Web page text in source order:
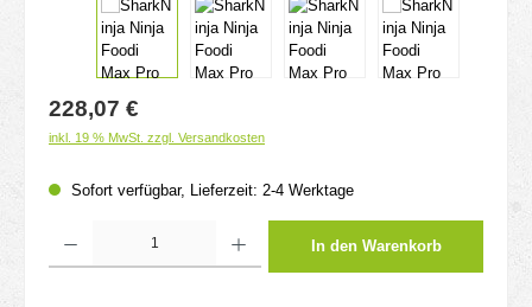
Regulärer Preis:
228,07 €
inkl. 19 % MwSt. zzgl. Versandkosten
Sofort verfügbar, Lieferzeit: 2-4 Werktage
In den Warenkorb